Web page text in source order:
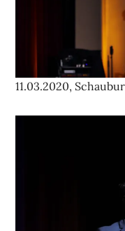
11.03.2020,